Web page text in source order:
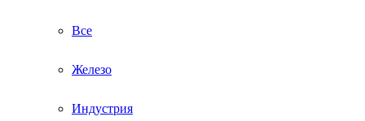
Все
Железо
Индустрия